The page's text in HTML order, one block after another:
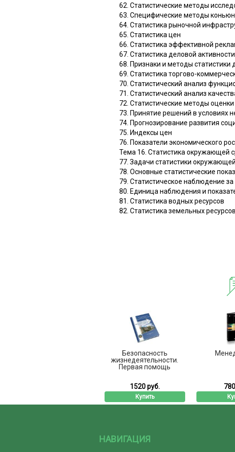
62. Статистические методы
63. Специфические методы
64. Статистика рыночной
65. Статистика цен
66. Статистика эффективной
67. Статистика деловой активности
68. Признаки и методы статистики
69. Статистика торгово-
70. Статистический анализ
71. Статистический анализ
72. Статистические методы
73. Принятие решений в условиях
74. Прогнозирование развития
75. Индексы цен
76. Показатели экономического
Тема 16. Статистика окружающей
77. Задачи статистики
78. Основные статистические
79. Статистическое наблюдение
80. Единица наблюдения и
81. Статистика водных ресурсов
82. Статистика земельных ресурсов
Безопасность
жизнедеятельности.
Первая помощь
1520 руб.
Купить
НАВИГАЦИЯ